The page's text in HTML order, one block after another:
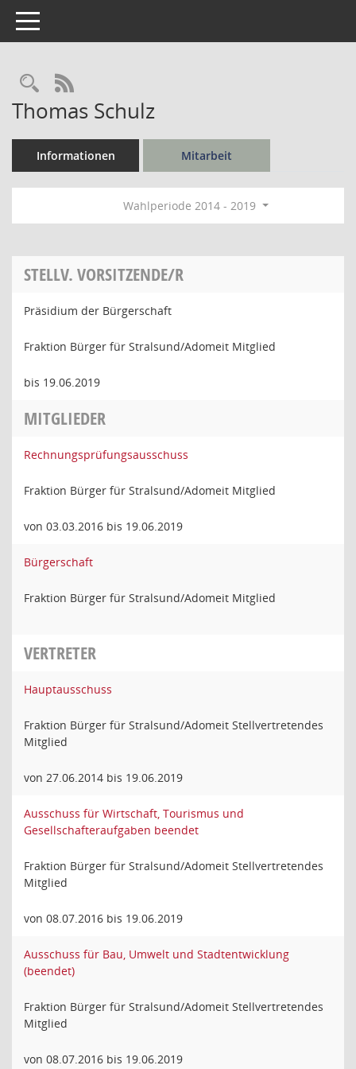
Toggle navigation
Rechercheauswahl
RSS-Feed
Thomas Schulz
Informationen Mitarbeit
Wahlperiode 2014 - 2019
STELLV. VORSITZENDE/R
Präsidium der Bürgerschaft
Fraktion Bürger für Stralsund/Adomeit Mitglied
bis 19.06.2019
MITGLIEDER
Rechnungsprüfungsausschuss
Fraktion Bürger für Stralsund/Adomeit Mitglied
von 03.03.2016 bis 19.06.2019
Bürgerschaft
Fraktion Bürger für Stralsund/Adomeit Mitglied
VERTRETER
Hauptausschuss
Fraktion Bürger für Stralsund/Adomeit Stellvertretendes
Mitglied
von 27.06.2014 bis 19.06.2019
Ausschuss für Wirtschaft, Tourismus und
Gesellschafteraufgaben beendet
Fraktion Bürger für Stralsund/Adomeit Stellvertretendes
Mitglied
von 08.07.2016 bis 19.06.2019
Ausschuss für Bau, Umwelt und Stadtentwicklung
(beendet)
Fraktion Bürger für Stralsund/Adomeit Stellvertretendes
Mitglied
von 08.07.2016 bis 19.06.2019